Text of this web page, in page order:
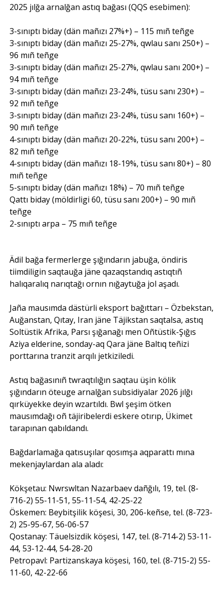
2025 jılğa arnalğan astıq bağası (QQS esebimen):
3-sınıptı biday (dän mañızı 27%+) – 115 mıñ teñge
3-sınıptı biday (dän mañızı 25-27%, qwlau sanı 250+) –
96 mıñ teñge
3-sınıptı biday (dän mañızı 25-27%, qwlau sanı 200+) –
94 mıñ teñge
3-sınıptı biday (dän mañızı 23-24%, tüsu sanı 230+) –
92 mıñ teñge
3-sınıptı biday (dän mañızı 23-24%, tüsu sanı 160+) –
90 mıñ teñge
4-sınıptı biday (dän mañızı 20-22%, tüsu sanı 200+) –
82 mıñ teñge
4-sınıptı biday (dän mañızı 18-19%, tüsu sanı 80+) – 80
mıñ teñge
5-sınıptı biday (dän mañızı 18%) – 70 mıñ teñge
Qattı biday (möldirligi 60, tüsu sanı 200+) – 90 mıñ
teñge
2-sınıptı arpa – 75 mıñ teñge
Ädil bağa fermerlerge şığındarın jabuğa, öndiris
tiimdiligin saqtauğa jäne qazaqstandıq astıqtıñ
halıqaralıq narıqtağı ornın nığaytuğa jol aşadı.
Jaña mausımda dästürli eksport bağıttarı – Özbekstan,
Auğanstan, Qıtay, Iran jäne Täjikstan saqtalsa, astıq
Soltüstik Afrika, Parsı şığanağı men Oñtüstik-Şığıs
Aziya elderine, sonday-aq Qara jäne Baltıq teñizi
porttarına tranzit arqılı jetkiziledi.
Astıq bağasınıñ twraqtılığın saqtau üşin kölik
şığındarın öteuge arnalğan subsidiyalar 2026 jılğı
qırküyekke deyin wzartıldı. Bwl şeşim ötken
mausımdağı oñ täjiribelerdi eskere otırıp, Ükimet
tarapınan qabıldandı.
Bağdarlamağa qatısuşılar qosımşa aqparattı mına
mekenjaylardan ala aladı:
Kökşetau: Nwrswltan Nazarbaev dañğılı, 19, tel. (8-
716-2) 55-11-51, 55-11-54, 42-25-22
Öskemen: Beybitşilik köşesi, 30, 206-keñse, tel. (8-723-
2) 25-95-67, 56-06-57
Qostanay: Täuelsizdik köşesi, 147, tel. (8-714-2) 53-11-
44, 53-12-44, 54-28-20
Petropavl: Partizanskaya köşesi, 160, tel. (8-715-2) 55-
11-60, 42-22-66